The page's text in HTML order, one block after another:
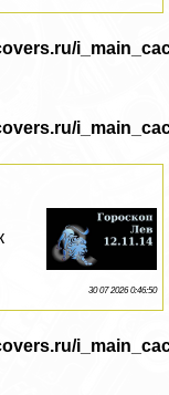
30 07 2026 0:46:50